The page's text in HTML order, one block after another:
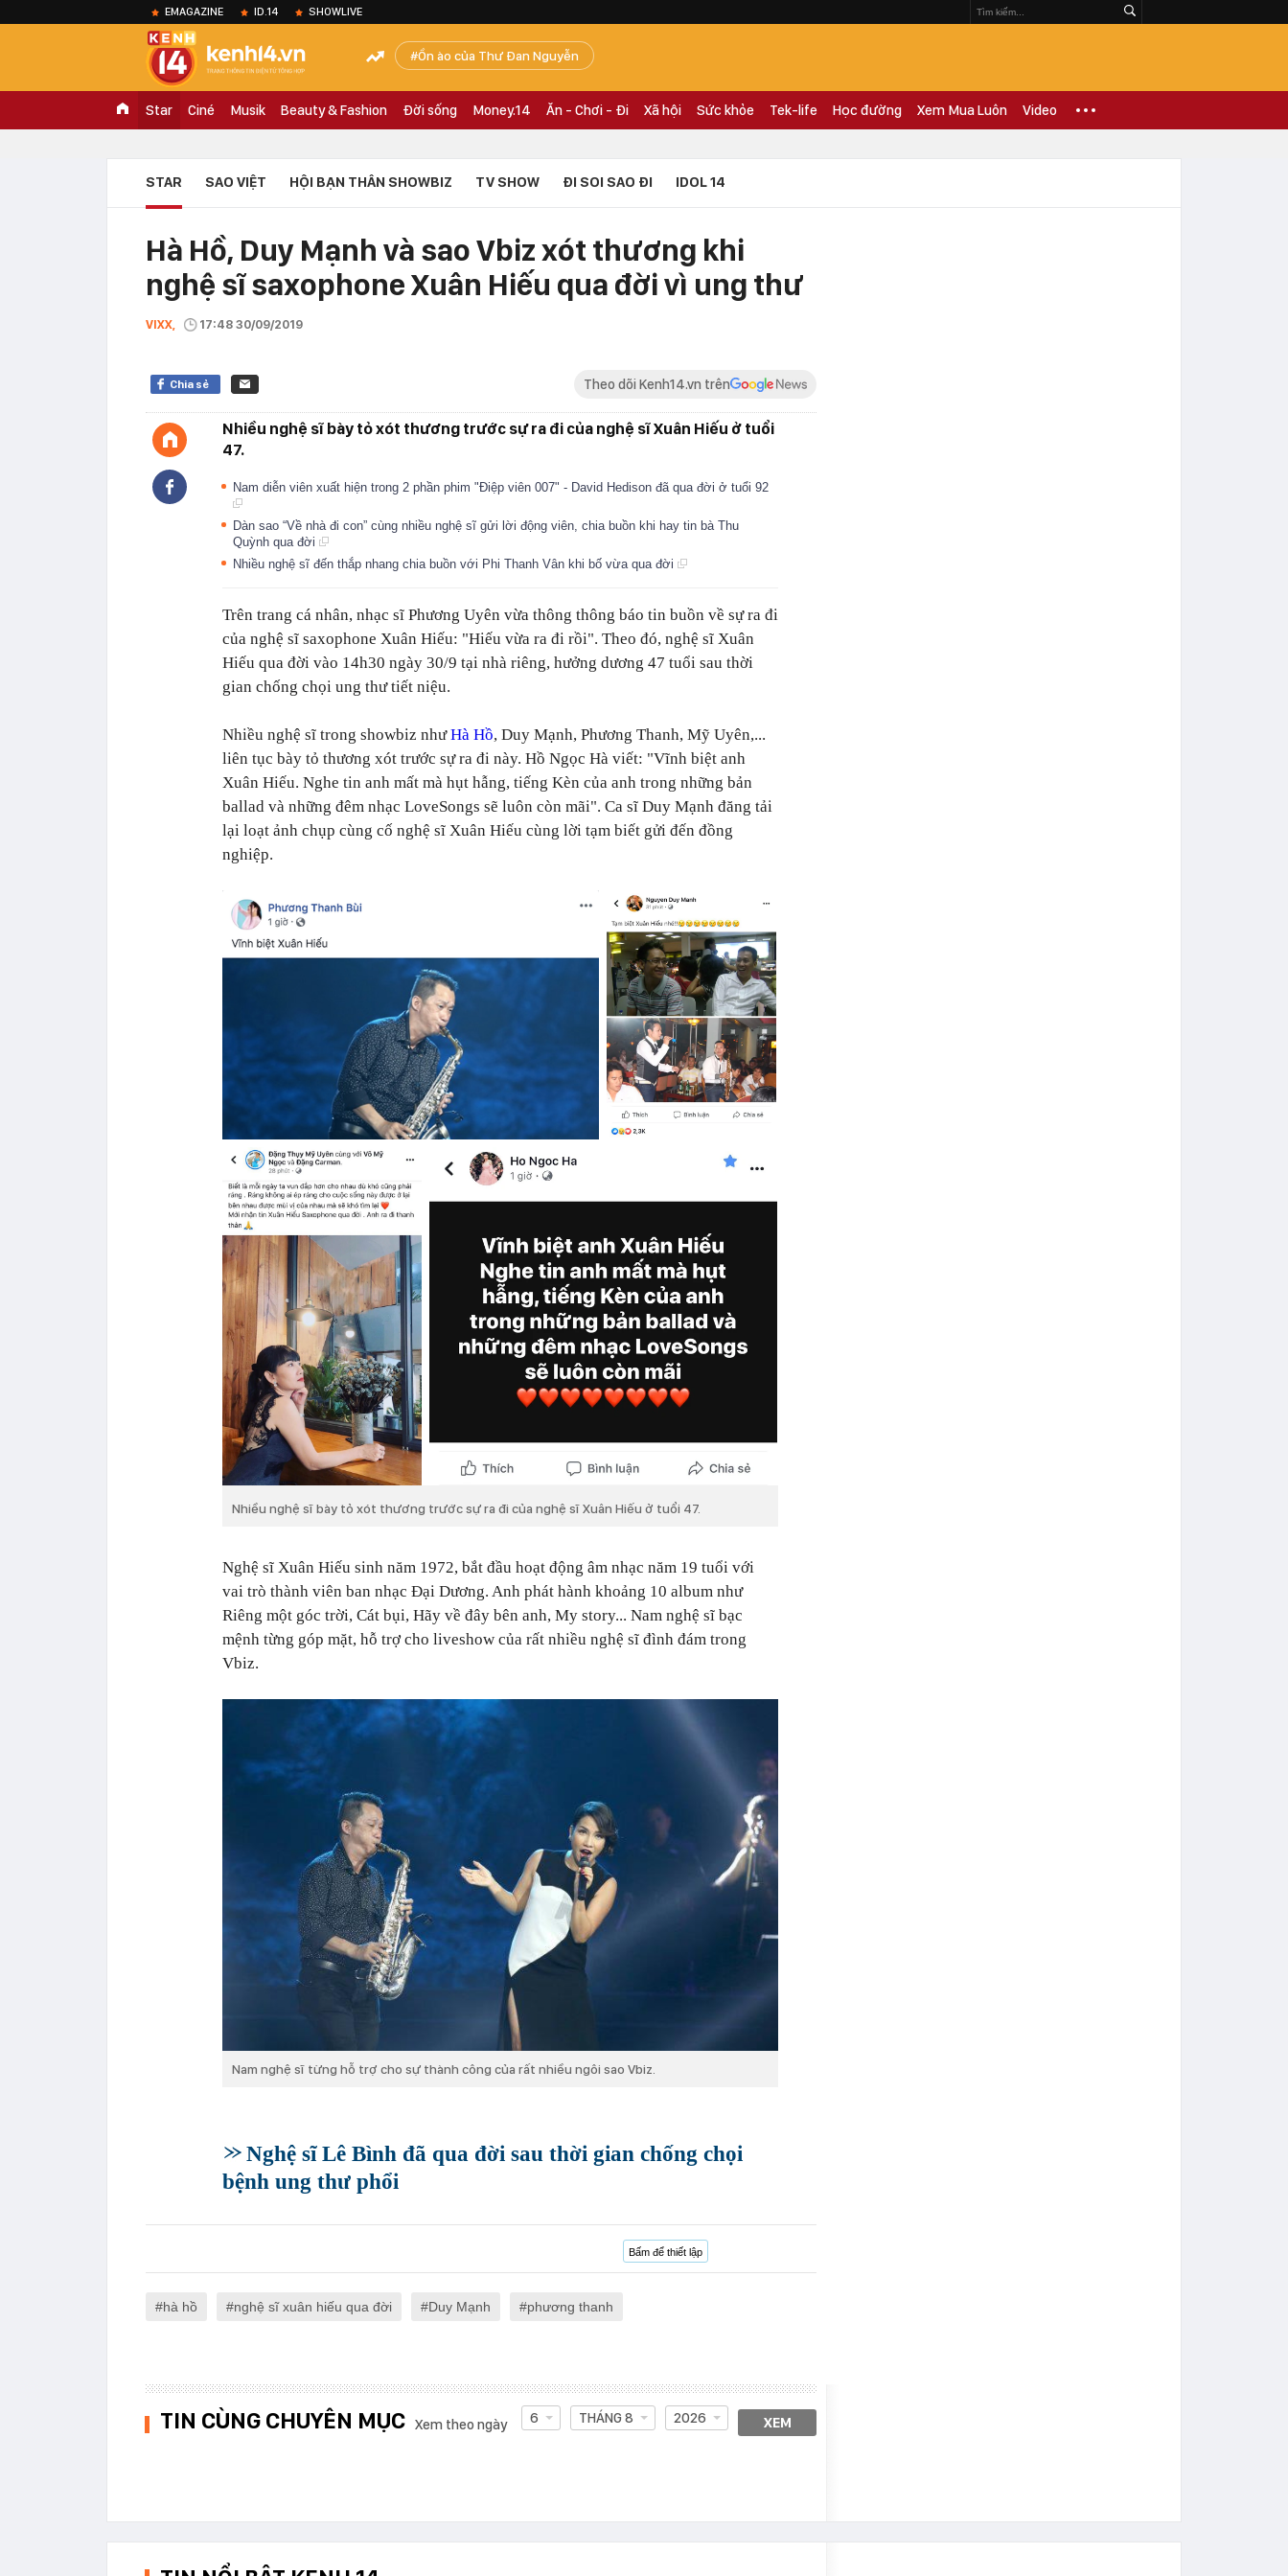
EMAGAZINE ID.14 SHOWLIVE
Ồn ào của Thư Đan Nguyễn
Star Ciné Musik Beauty & Fashion Đời sống Money.14 Ăn - Chơi - Đi Xã hội Sức khỏe Tek-life Học đường Xem Mua Luôn Video
STAR SAO VIỆT HỘI BẠN THÂN SHOWBIZ TV SHOW ĐI SOI SAO ĐI IDOL 14
Hà Hồ, Duy Mạnh và sao Vbiz xót thương khi
nghệ sĩ saxophone Xuân Hiếu qua đời vì ung thư
VIXX, 17:48 30/09/2019
Chia sẻ Theo dõi Kenh14.vn trên
Nhiều nghệ sĩ bày tỏ xót thương trước sự ra đi của nghệ sĩ Xuân Hiếu ở tuổi
47.
Nam diễn viên xuất hiện trong 2 phần phim "Điệp viên 007" - David Hedison đã qua đời ở tuổi 92
Dàn sao “Về nhà đi con” cùng nhiều nghệ sĩ gửi lời động viên, chia buồn khi hay tin bà Thu
Quỳnh qua đời
Nhiều nghệ sĩ đến thắp nhang chia buồn với Phi Thanh Vân khi bố vừa qua đời
Trên trang cá nhân, nhạc sĩ Phương Uyên vừa thông thông báo tin buồn về sự ra đi
của nghệ sĩ saxophone Xuân Hiếu: "Hiếu vừa ra đi rồi". Theo đó, nghệ sĩ Xuân
Hiếu qua đời vào 14h30 ngày 30/9 tại nhà riêng, hưởng dương 47 tuổi sau thời
gian chống chọi ung thư tiết niệu.
Nhiều nghệ sĩ trong showbiz nhưHà Hồ, Duy Mạnh, Phương Thanh, Mỹ Uyên,...
liên tục bày tỏ thương xót trước sự ra đi này. Hồ Ngọc Hà viết: "Vĩnh biệt anh
Xuân Hiếu. Nghe tin anh mất mà hụt hẫng, tiếng Kèn của anh trong những bản
ballad và những đêm nhạc LoveSongs sẽ luôn còn mãi". Ca sĩ Duy Mạnh đăng tải
lại loạt ảnh chụp cùng cố nghệ sĩ Xuân Hiếu cùng lời tạm biết gửi đến đồng
nghiệp.
Nhiều nghệ sĩ bày tỏ xót thương trước sự ra đi của nghệ sĩ Xuân Hiếu ở tuổi 47.
Nghệ sĩ Xuân Hiếu sinh năm 1972, bắt đầu hoạt động âm nhạc năm 19 tuổi với
vai trò thành viên ban nhạc Đại Dương. Anh phát hành khoảng 10 album như
Riêng một góc trời, Cát bụi, Hãy về đây bên anh, My story... Nam nghệ sĩ bạc
mệnh từng góp mặt, hỗ trợ cho liveshow của rất nhiều nghệ sĩ đình đám trong
Vbiz.
Nam nghệ sĩ từng hỗ trợ cho sự thành công của rất nhiều ngôi sao Vbiz.
Nghệ sĩ Lê Bình đã qua đời sau thời gian chống chọi
bệnh ung thư phổi
Bấm để thiết lập
hà hồ nghệ sĩ xuân hiếu qua đời Duy Mạnh phương thanh
TIN CÙNG CHUYÊN MỤC Xem theo ngày 6 THÁNG 8 2026 XEM